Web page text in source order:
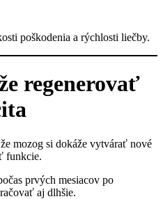
poškodenia a rýchlosti liečby.
regenerovať
mozog si dokáže vytvárať nové
funkcie.
prvých mesiacov po
aj dlhšie.